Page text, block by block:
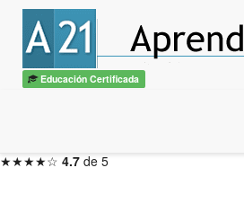
Educación Certificada
Introducción
con diplomaITSS / CBTech
★★★★☆ 4.7 de 5